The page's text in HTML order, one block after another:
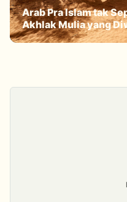
Arab Pra Islam tak
Akhlak Mulia yang